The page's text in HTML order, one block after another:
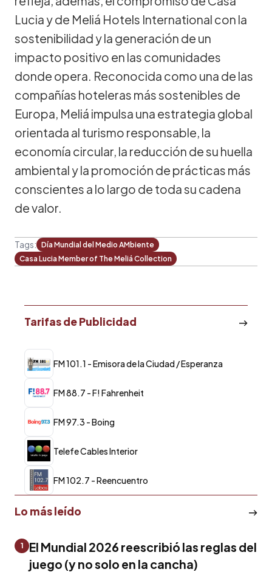
Lucia y de Meliá Hotels International con la
sostenibilidad y la generación de un
impacto positivo en las comunidades
donde opera. Reconocida como una de las
compañías hoteleras más sostenibles de
Europa, Meliá impulsa una estrategia global
orientada al turismo responsable, la
economía circular, la reducción de su huella
ambiental y la promoción de prácticas más
conscientes a lo largo de toda su cadena
de valor.
Tags: Día Mundial del Medio AMbiente
Casa Lucia Member of The Meliá Collection
Tarifas de Publicidad
FM 101.1 - Emisora de la Ciudad / Esperanza
FM 88.7 - F! Fahrenheit
FM 97.3 - Boing
Telefe Cables Interior
FM 102.7 - Reencuentro
Lo más leído
1
El Mundial 2026 reescribió las reglas del
juego (y no solo en la cancha)